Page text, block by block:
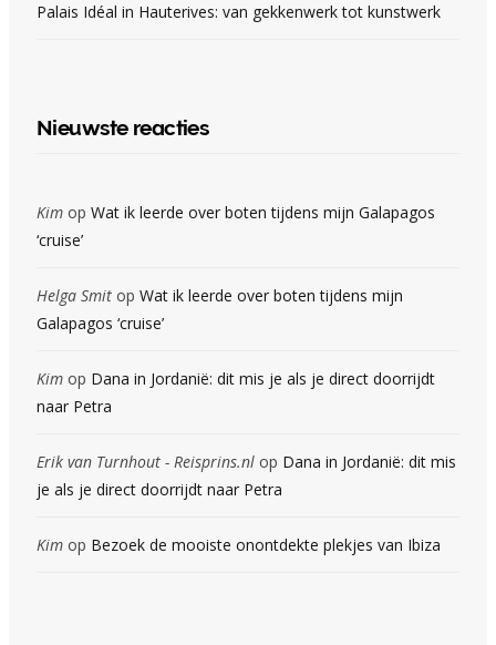
Palais Idéal in Hauterives: van gekkenwerk tot kunstwerk
Nieuwste reacties
Kim op Wat ik leerde over boten tijdens mijn Galapagos
‘cruise’
Helga Smit op Wat ik leerde over boten tijdens mijn
Galapagos ‘cruise’
Kim op Dana in Jordanië: dit mis je als je direct doorrijdt
naar Petra
Erik van Turnhout - Reisprins.nl op Dana in Jordanië: dit mis
je als je direct doorrijdt naar Petra
Kim op Bezoek de mooiste onontdekte plekjes van Ibiza